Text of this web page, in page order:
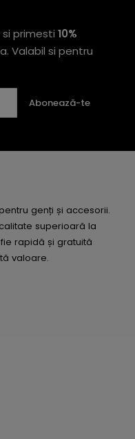
primesti 10%
Valabil si pentru
Abonează-te
genți și accesorii.
superioară la
rapidă și gratuită
valoare.